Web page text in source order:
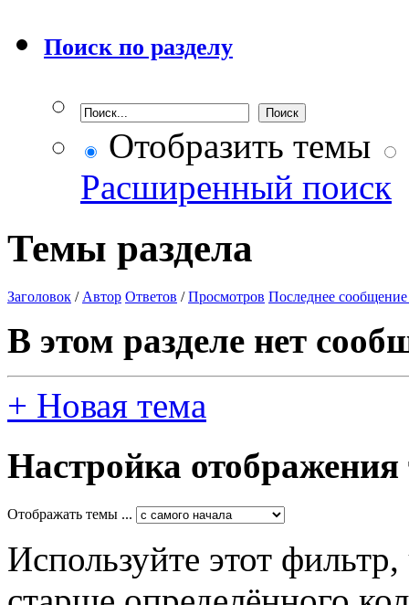
Поиск по разделу
Отобразить темы
Расширенный поиск
Темы раздела
Заголовок / Автор Ответов /Просмотров Последнее сообщение
В этом разделе нет
+ Новая тема
Настройка отображения
Отображать темы ...
Используйте этот